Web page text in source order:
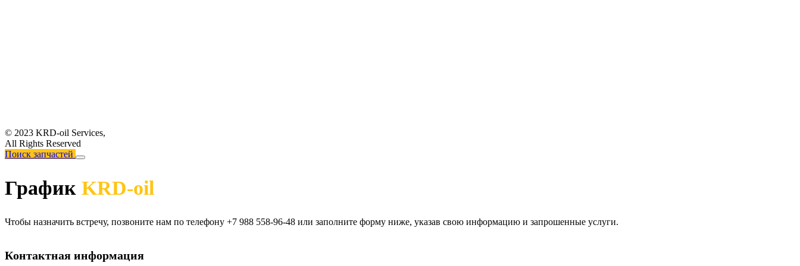
© 2023 KRD-oil Services,
All Rights Reserved
Поиск запчастей
График KRD-oil
Чтобы назначить встречу, позвоните нам по телефону +7 988 558-96-48 или заполните форму ниже, указав свою информацию и запрошенные услуги.
Контактная информация